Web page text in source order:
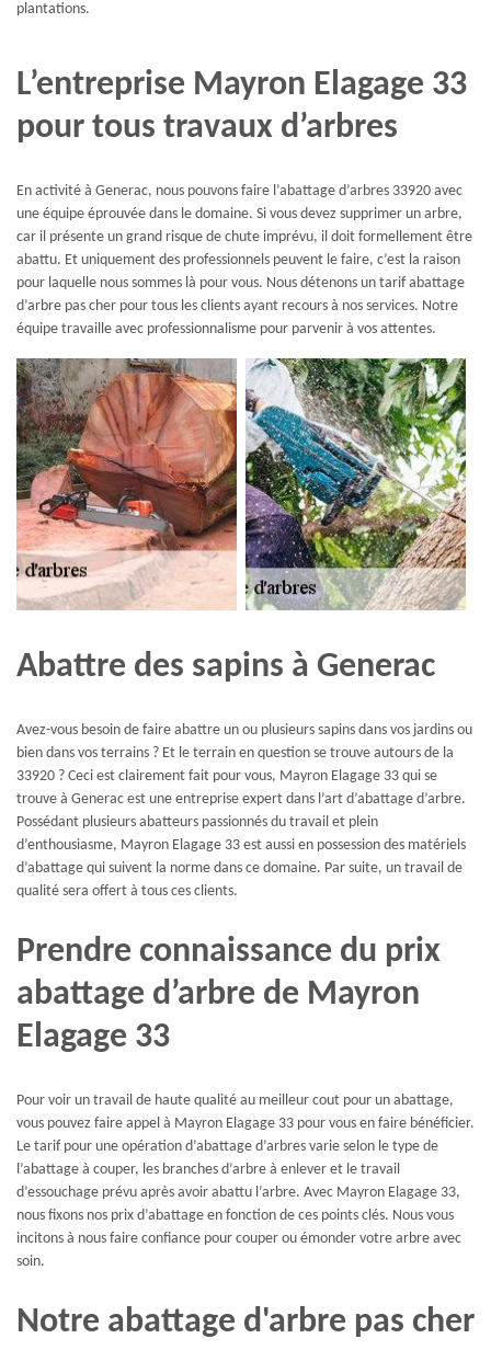
plantations.
L’entreprise Mayron Elagage 33
pour tous travaux d’arbres
En activité à Generac, nous pouvons faire l’abattage d’arbres 33920 avec
une équipe éprouvée dans le domaine. Si vous devez supprimer un arbre,
car il présente un grand risque de chute imprévu, il doit formellement être
abattu. Et uniquement des professionnels peuvent le faire, c’est la raison
pour laquelle nous sommes là pour vous. Nous détenons un tarif abattage
d’arbre pas cher pour tous les clients ayant recours à nos services. Notre
équipe travaille avec professionnalisme pour parvenir à vos attentes.
Abattre des sapins à Generac
Avez-vous besoin de faire abattre un ou plusieurs sapins dans vos jardins ou
bien dans vos terrains ? Et le terrain en question se trouve autours de la
33920 ? Ceci est clairement fait pour vous, Mayron Elagage 33 qui se
trouve à Generac est une entreprise expert dans l’art d’abattage d’arbre.
Possédant plusieurs abatteurs passionnés du travail et plein
d’enthousiasme, Mayron Elagage 33 est aussi en possession des matériels
d’abattage qui suivent la norme dans ce domaine. Par suite, un travail de
qualité sera offert à tous ces clients.
Prendre connaissance du prix
abattage d’arbre de Mayron
Elagage 33
Pour voir un travail de haute qualité au meilleur cout pour un abattage,
vous pouvez faire appel à Mayron Elagage 33 pour vous en faire bénéficier.
Le tarif pour une opération d’abattage d’arbres varie selon le type de
l’abattage à couper, les branches d’arbre à enlever et le travail
d’essouchage prévu après avoir abattu l’arbre. Avec Mayron Elagage 33,
nous fixons nos prix d’abattage en fonction de ces points clés. Nous vous
incitons à nous faire confiance pour couper ou émonder votre arbre avec
soin.
Notre abattage d'arbre pas cher